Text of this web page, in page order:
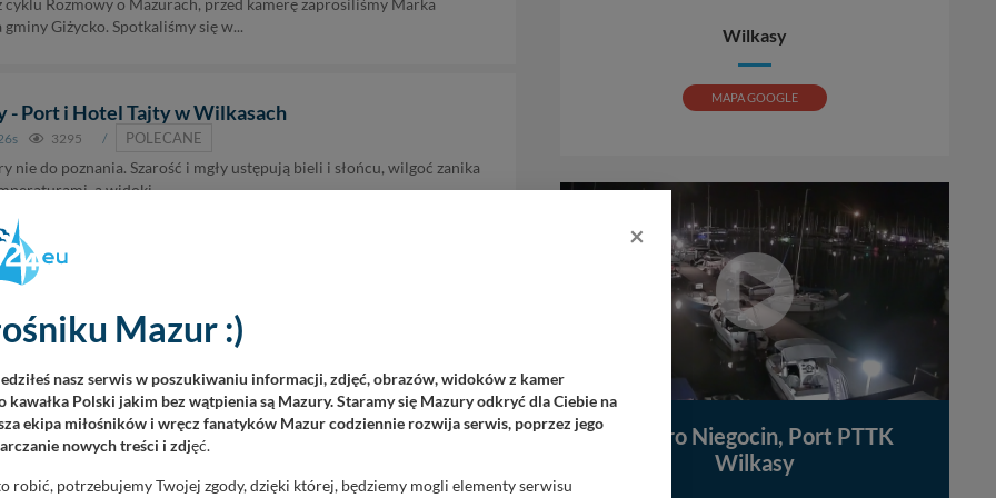
Rozmowy o Mazurach, przed kamerę zaprosiliśmy Marka
Giżycko. Spotkaliśmy się w...
- Port i Hotel Tajty w Wilkasach
3295 /
POLECANE
nie do poznania. Szarość i mgły ustępują bieli i słońcu, wilgoć zanika
a widoki......
Hotelu Tajty
ciekawych miejsc i atrakcji turystycznych na #Mazury w ostatnich
nad Niegocinem na naszym timelapse
5386 /
TIMELAPSE
Wilkasy
MAPA GOOGLE
Jezioro Niegocin, Port PTTK
Wilkasy
×
Mazur :)
nasz serwis w poszukiwaniu informacji, zdjęć, obrazów, widoków z kamer
kawałka Polski jakim bez wątpienia są Mazury. Staramy się Mazury odkryć dla Ciebie na
ekipa miłośników i wręcz fanatyków Mazur codziennie rozwija serwis, poprzez jego
nowych treści i zdjęć.
robić, potrzebujemy Twojej zgody, dzięki której, będziemy mogli elementy serwisu